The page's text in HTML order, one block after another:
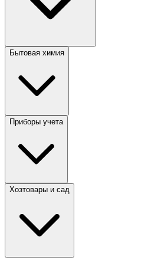
Бытовая химия
Приборы учета
Хозтовары и сад